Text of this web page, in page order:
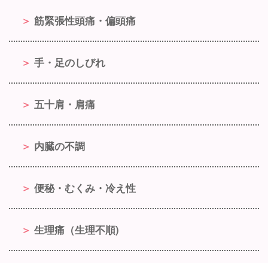
筋緊張性頭痛・偏頭痛
手・足のしびれ
五十肩・肩痛
内臓の不調
便秘・むくみ・冷え性
生理痛（生理不順)